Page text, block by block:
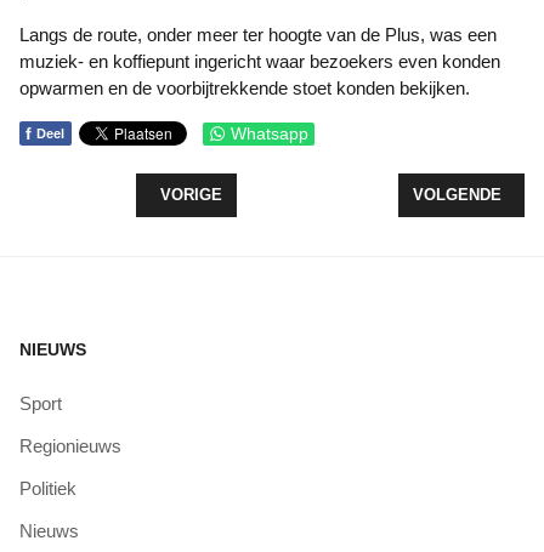
Langs de route, onder meer ter hoogte van de Plus, was een
muziek- en koffiepunt ingericht waar bezoekers even konden
opwarmen en de voorbijtrekkende stoet konden bekijken.
f Deel Whatsapp
VORIG ARTIKEL: VRIJWILLIGERSGALA
VORIGE VOLGENDE
VOLGENDE
NIEUWS
Sport
Regionieuws
Politiek
Nieuws